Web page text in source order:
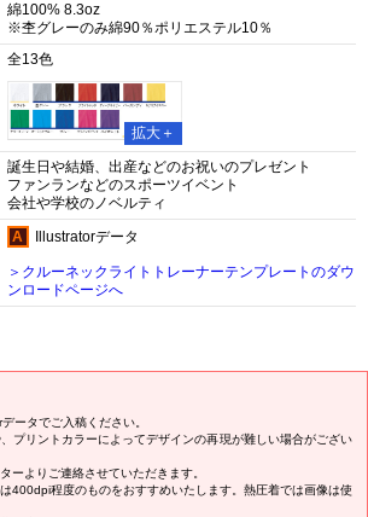
綿100% 8.3oz
※杢グレーのみ綿90％ポリエステル10％
全13色
誕生日や結婚、出産などのお祝いのプレゼント
ファンランなどのスポーツイベント
会社や学校のノベルティ
Illustratorデータ
＞クルーネックライトトレーナーテンプレートのダウ
ンロードページへ
ータでご入稿ください。
プリントカラーによってデザインの再現が難しい場合がござい
ーよりご連絡させていただきます。
400dpi程度のものをおすすめいたします。熱圧着では画像は使